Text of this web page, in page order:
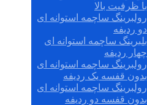
با ظرفیت بالا
رولبرینگ ساچمه استوانه ای
دو ردیفه
بلبرینگ ساچمه استوانه ای
چهار ردیفه
رولبرینگ ساچمه استوانه ای
بدون قفسه یک ردیفه
رولبرینگ ساچمه استوانه ای
بدون قفسه دو ردیفه